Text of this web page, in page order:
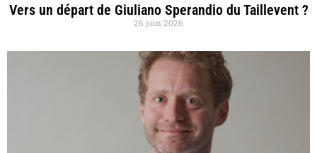
Vers un départ de Giuliano Sperandio du Taillevent ?
26 juin 2026